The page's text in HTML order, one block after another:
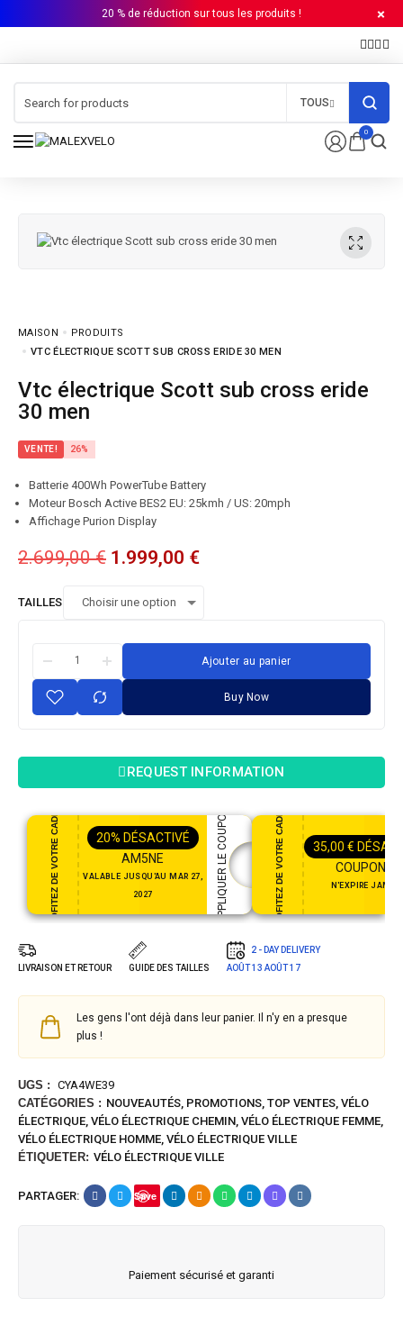
20 % de réduction sur tous les produits !
0
TOUS
MAISON
PRODUITS
VTC ÉLECTRIQUE SCOTT SUB CROSS ERIDE 30 MEN
Vtc électrique Scott sub cross eride
30 men
VENTE! 26%
Batterie 400Wh PowerTube Battery
Moteur Bosch Active BES2 EU: 25kmh / US: 20mph
Affichage Purion Display
2.699,00€ 1.999,00 €
TAILLES
Ajouter au panier
Buy Now
REQUEST INFORMATION
PROFITEZ DE VOTRE CADEAU 20% DÉSACTIVÉ
AM5NE
VALABLE JUSQU'AU MAR 27,
2027
APPLIQUER LE COUPON PROFITEZ DE VOTRE CADEAU 35,00 €
COUPON35
N'EXPIRE
LIVRAISON ET RETOUR GUIDE DES TAILLES
2 - DAY DELIVERY
AOÛT 13 AOÛT 17
Les gens l'ont déjà dans leur panier. Il n'y en a presque
plus !
UGS : CYA4WE39
CATÉGORIES : NOUVEAUTÉS, PROMOTIONS, TOP VENTES, VÉLO
ÉLECTRIQUE, VÉLO ÉLECTRIQUE CHEMIN, VÉLO ÉLECTRIQUE FEMME,
VÉLO ÉLECTRIQUE HOMME, VÉLO ÉLECTRIQUE VILLE
ÉTIQUETER: VÉLO ÉLECTRIQUE VILLE
PARTAGER: Save
Paiement sécurisé et garanti